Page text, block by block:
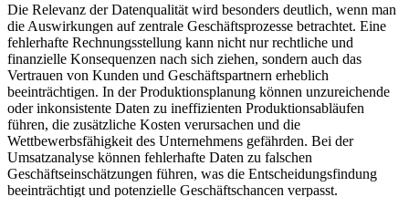
Die Relevanz der Datenqualität wird besonders deutlich, wenn man
die Auswirkungen auf zentrale Geschäftsprozesse betrachtet. Eine
fehlerhafte Rechnungsstellung kann nicht nur rechtliche und
finanzielle Konsequenzen nach sich ziehen, sondern auch das
Vertrauen von Kunden und Geschäftspartnern erheblich
beeinträchtigen. In der Produktionsplanung können unzureichende
oder inkonsistente Daten zu ineffizienten Produktionsabläufen
führen, die zusätzliche Kosten verursachen und die
Wettbewerbsfähigkeit des Unternehmens gefährden. Bei der
Umsatzanalyse können fehlerhafte Daten zu falschen
Geschäftseinschätzungen führen, was die Entscheidungsfindung
beeinträchtigt und potenzielle Geschäftschancen verpasst.